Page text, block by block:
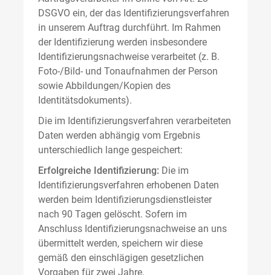
DSGVO ein, der das Identifizierungsverfahren
in unserem Auftrag durchführt. Im Rahmen
der Identifizierung werden insbesondere
Identifizierungsnachweise verarbeitet (z. B.
Foto-/Bild- und Tonaufnahmen der Person
sowie Abbildungen/Kopien des
Identitätsdokuments).
Die im Identifizierungsverfahren verarbeiteten
Daten werden abhängig vom Ergebnis
unterschiedlich lange gespeichert:
Erfolgreiche Identifizierung: Die im
Identifizierungsverfahren erhobenen Daten
werden beim Identifizierungsdienstleister
nach 90 Tagen gelöscht. Sofern im
Anschluss Identifizierungsnachweise an uns
übermittelt werden, speichern wir diese
gemäß den einschlägigen gesetzlichen
Vorgaben für zwei Jahre.